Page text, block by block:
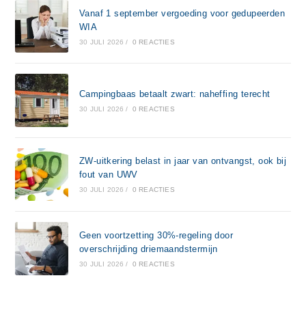
Vanaf 1 september vergoeding voor gedupeerden
WIA
30 JULI 2026 / 0 REACTIES
Campingbaas betaalt zwart: naheffing terecht
30 JULI 2026 / 0 REACTIES
ZW-uitkering belast in jaar van ontvangst, ook bij
fout van UWV
30 JULI 2026 / 0 REACTIES
Geen voortzetting 30%-regeling door
overschrijding driemaandstermijn
30 JULI 2026 / 0 REACTIES